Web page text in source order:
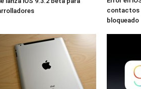
contactos
bloqueado